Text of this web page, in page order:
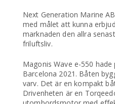
Next Generation Marine
med målet att kunna
marknaden den allra
friluftsliv.
Magonis Wave e-550
Barcelona 2021. Båten
varv. Det är en kompakt
Drivenheten är en